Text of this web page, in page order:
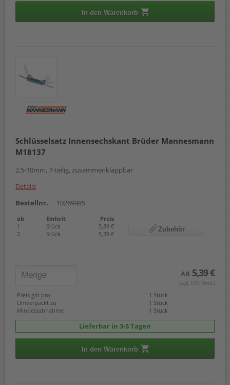
In den Warenkorb
Schlüsselsatz Innensechskant Brüder Mannesmann
M18137
2,5-10mm, 7-teilig, zusammenklappbar
Details
Bestellnr.
10269985
ab Einheit
Preis
1
Stück
5,89 €
2
Stück 5,39 €
Zubehör
AB 5,39 €
(zzgl. 19% Mwst.)
Preis gilt pro
1 Stück
Umverpackt zu
1 Stück
Mindestabnahme
1 Stück
Lieferbar in 3-5 Tagen
In den Warenkorb